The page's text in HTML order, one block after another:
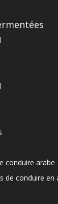
conduire arabe
de conduire en